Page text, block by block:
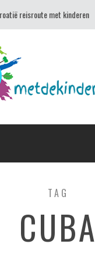
reisroute met kinderen
TAG
CUBA